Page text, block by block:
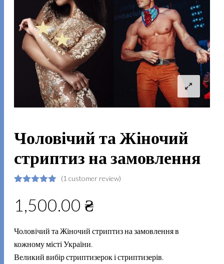
Чоловічий та Жіночий
стриптиз на замовлення
out of 5
based on
customer
(1 customer review)
1,500.00₴
Чоловічий та Жіночий стриптиз на замовлення в
кожному місті України.
Великий вибір стриптизерок і стриптизерів.